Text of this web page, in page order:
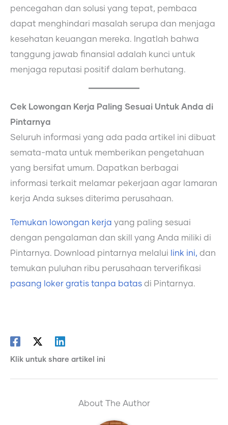
pencegahan dan solusi yang tepat, pembaca
dapat menghindari masalah serupa dan menjaga
kesehatan keuangan mereka. Ingatlah bahwa
tanggung jawab finansial adalah kunci untuk
menjaga reputasi positif dalam berhutang.
Cek Lowongan Kerja Paling Sesuai Untuk Anda di
Pintarnya
Seluruh informasi yang ada pada artikel ini dibuat
semata-mata untuk memberikan pengetahuan
yang bersifat umum. Dapatkan berbagai
informasi terkait melamar pekerjaan agar lamaran
kerja Anda sukses diterima perusahaan.
Temukan lowongan kerja yang paling sesuai
dengan pengalaman dan skill yang Anda miliki di
Pintarnya. Download pintarnya melalui
link ini, dan
temukan puluhan ribu perusahaan terverifikasi
pasang loker gratis tanpa batas di Pintarnya.
Klik untuk share artikel ini
About The Author